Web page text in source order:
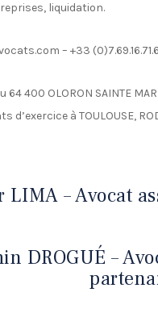
liquidation.
– +33
64 400 OLORON SAINTE
à TOULOUSE,
LIMA – Avocat
DROGUÉ –